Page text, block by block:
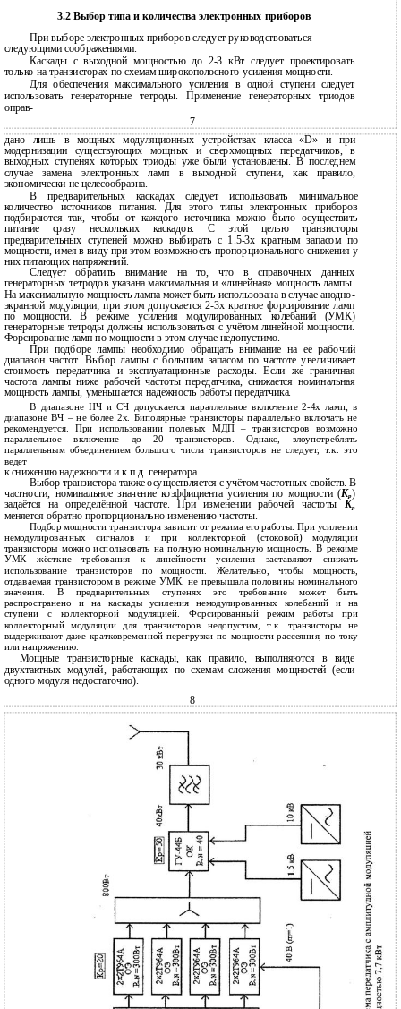
3.2 Выбор типа и количества электронных приборов
При выборе электронных приборов следует руководствоваться
следующими соображениями.
Каскады с выходной мощностью до 2-3 кВт следует проектировать
только на транзисторах по схемам широкополосного усиления мощности.
Для обеспечения максимального усиления в одной ступени следует
использовать генераторные тетроды. Применение генераторных триодов
оправ-
7
дано лишь в мощных модуляционных устройствах класса «D» и при
модернизации существующих мощных и сверхмощных передатчиков, в
выходных ступенях которых триоды уже были установлены. В последнем
случае замена электронных ламп в выходной ступени, как правило,
экономически не целесообразна.
В предварительных каскадах следует использовать минимальное
количество источников питания. Для этого типы электронных приборов
подбираются так, чтобы от каждого источника можно было осуществить
питание сразу нескольких каскадов. С этой целью транзисторы
предварительных ступеней можно выбирать с 1.5-3х кратным запасом по
мощности, имея в виду при этом возможность пропорционального снижения у
них питающих напряжений.
Следует обратить внимание на то, что в справочных данных
генераторных тетродов указана максимальная и «линейная» мощность лампы.
На максимальную мощность лампа может быть использована в случае анодно-
экранной модуляции; при этом допускается 2-3х кратное форсирование ламп
по мощности. В режиме усиления модулированных колебаний (УМК)
генераторные тетроды должны использоваться с учётом линейной мощности.
Форсирование ламп по мощности в этом случае недопустимо.
При подборе лампы необходимо обращать внимание на её рабочий
диапазон частот. Выбор лампы с большим запасом по частоте увеличивает
стоимость передатчика и эксплуатационные расходы. Если же граничная
частота лампы ниже рабочей частоты передатчика, снижается номинальная
мощность лампы, уменьшается надёжность работы передатчика.
В диапазоне НЧ и СЧ допускается параллельное включение 2-4х ламп; в
диапазоне ВЧ – не более 2х. Биполярные транзисторы параллельно включать не
рекомендуется. При использовании полевых МДП – транзисторов возможно
параллельное включение до 20 транзисторов. Однако, злоупотреблять
параллельным объединением большого числа транзисторов не следует, т.к. это
ведет
к снижению надежности и к.п.д. генератора.
Выбор транзистора также осуществляется с учётом частотных свойств. В
частности, номинальное значение коэффициента усиления по мощности (Kp)
задаётся на определённой частоте. При изменении рабочей частоты Kp
меняется обратно пропорционально изменению частоты.
Подбор мощности транзистора зависит от режима его работы. При усилении
немодулированных сигналов и при коллекторной (стоковой) модуляции
транзисторы можно использовать на полную номинальную мощность. В режиме
УМК жёсткие требования к линейности усиления заставляют снижать
использование транзисторов по мощности. Желательно, чтобы мощность,
отдаваемая транзистором в режиме УМК, не превышала половины номинального
значения. В предварительных ступенях это требование может быть
распространено и на каскады усиления немодулированных колебаний и на
ступени с коллекторной модуляцией. Форсированный режим работы при
коллекторный модуляции для транзисторов недопустим, т.к. транзисторы не
выдерживают даже кратковременной перегрузки по мощности рассеяния, по току
или напряжению.
Мощные транзисторные каскады, как правило, выполняются в виде
двухтактных модулей, работающих по схемам сложения мощностей (если
одного модуля недостаточно).
8